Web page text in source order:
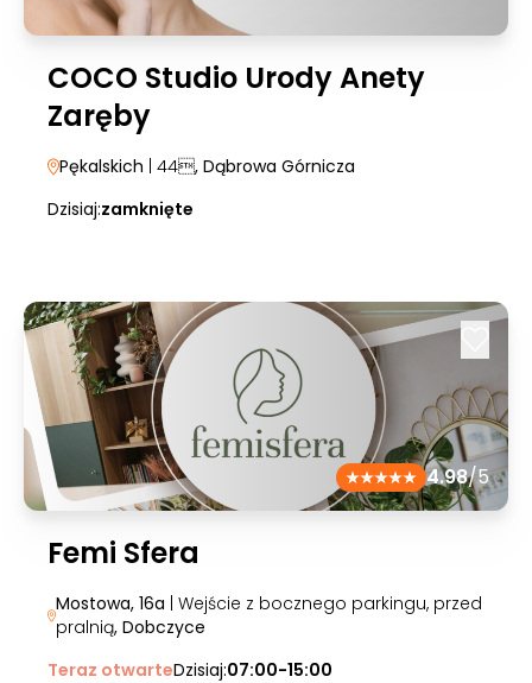
COCO Studio Urody Anety
Zaręby
Pękalskich | 44, Dąbrowa Górnicza
Dzisiaj:zamknięte
4.98/5
Femi Sfera
Mostowa, 16a | Wejście z bocznego parkingu, przed
pralnią, Dobczyce
Teraz otwarteDzisiaj:07:00-15:00